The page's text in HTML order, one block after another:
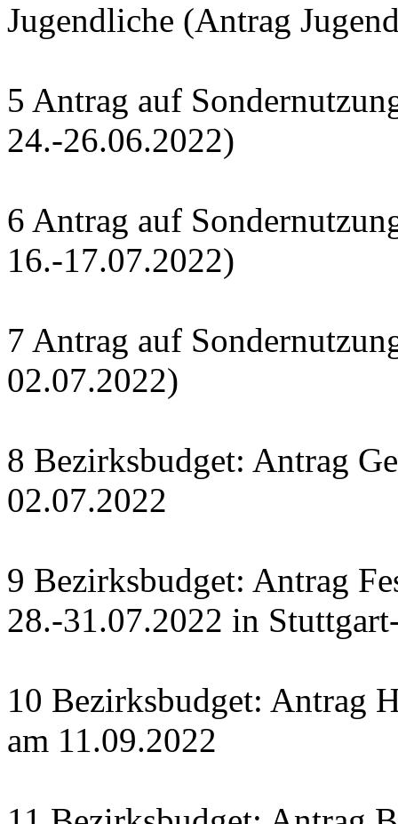
Jugendliche (Antrag
5 Antrag auf
24.-26.06.2022)
6 Antrag auf
16.-17.07.2022)
7 Antrag auf
02.07.2022)
8 Bezirksbudget: Antrag
02.07.2022
9 Bezirksbudget: Antrag
28.-31.07.2022 in
10 Bezirksbudget: Antrag
am 11.09.2022